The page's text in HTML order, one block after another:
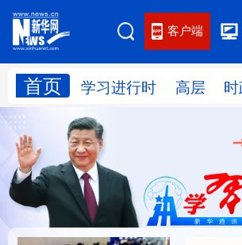
客户端
首页 学习进行时 高层 时
网站地图
学习进行时
国际 财经 网评
思客智库 全球连